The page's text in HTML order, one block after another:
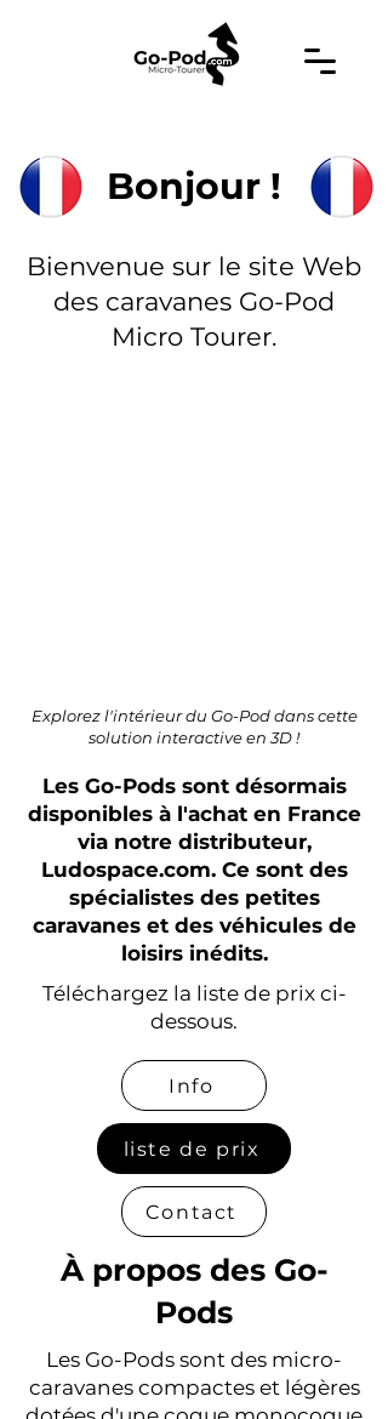
Bonjour !
Bienvenue sur le site Web
des caravanes Go-Pod
Micro Tourer.
Explorez l'intérieur du Go-Pod dans cette
solution interactive en 3D !
Les Go-Pods sont désormais
disponibles à l'achat en France
via notre distributeur,
Ludospace.com. Ce sont des
spécialistes des petites
caravanes et des véhicules de
loisirs inédits.
Téléchargez la liste de prix ci-
dessous.
Info
liste de prix
Contact
À propos des Go-
Pods
Les Go-Pods sont des micro-
caravanes compactes et légères